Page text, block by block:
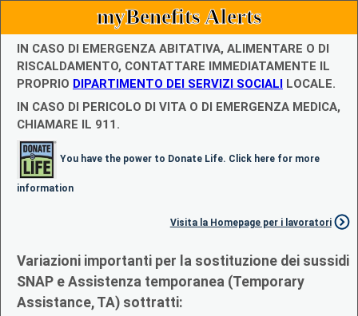
myBenefits Alerts
IN CASO DI EMERGENZA ABITATIVA, ALIMENTARE O DI
RISCALDAMENTO, CONTATTARE IMMEDIATAMENTE IL
PROPRIO DIPARTIMENTO DEI SERVIZI SOCIALI LOCALE.
IN CASO DI PERICOLO DI VITA O DI EMERGENZA MEDICA,
CHIAMARE IL 911.
You have the power to Donate Life. Click here for more
information
Visita la Homepage per i lavoratori
Variazioni importanti per la sostituzione dei sussidi
SNAP e Assistenza temporanea (Temporary
Assistance, TA) sottratti: